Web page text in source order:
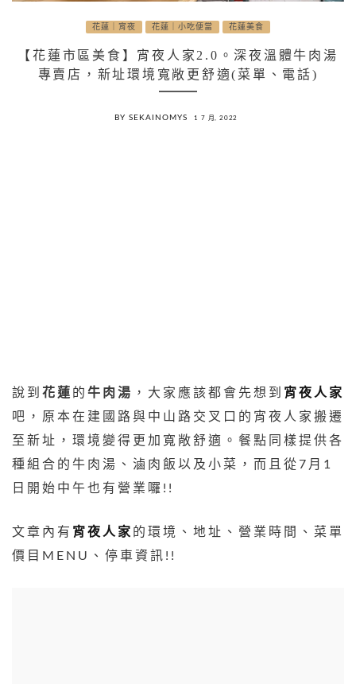
花蓮｜宵夜 花蓮｜小吃便當 花蓮美食
【花蓮市區美食】宵夜人家2.0。深夜溫體牛肉湯
專賣店，新址環境寬敞更舒適(菜單、電話)
BY SEKAINOMYS 1 7 月, 2022
說到 花蓮 的 牛肉湯 ，大家應該都會先想到 宵夜人家
吧，原本在建國路與中山路交叉口的宵夜人家搬遷
至新址，環境變得更加寬敞舒適。餐點同樣提供各
種組合的牛肉湯、滷肉飯以及小菜，而且從7月1
日開始中午也有營業囉!!
文章內有 宵夜人家 的環境、地址、營業時間、菜單
價目MENU、停車資訊!!